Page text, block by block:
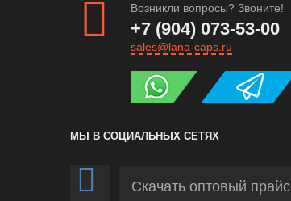
Возникли вопросы? Звоните!
+7 (904) 073-53-00
sales@lana-caps.ru
МЫ В СОЦИАЛЬНЫХ СЕТЯХ
Скачать оптовый прайс